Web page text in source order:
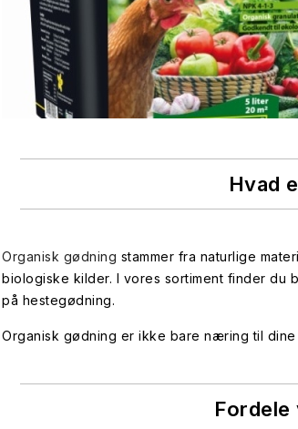
Hvad
Organisk gødning stammer fra naturlige
biologiske kilder. I vores sortiment finder du
på hestegødning.
Organisk gødning er ikke bare næring til
Fordele